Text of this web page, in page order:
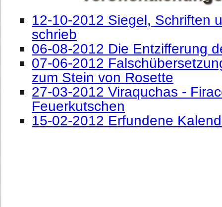
12-10-2012 Siegel, Schriften
schrieb
06-08-2012 Die Entzifferung
07-06-2012
zum Stein von Rosette
27-03-2012 Viraquchas -
Feuerkutschen
15-02-2012 Erfundene